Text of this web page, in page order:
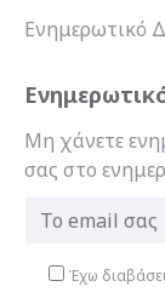
Ενημερωτικό
Μη χάνετε
σας στο
Έχω